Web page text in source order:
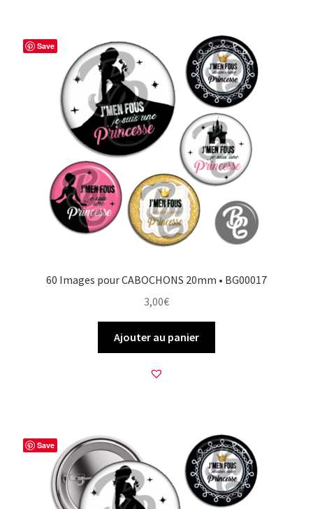
Save
60 Images pour CABOCHONS 20mm • BG00017
3,00€
Ajouter au panier
Save